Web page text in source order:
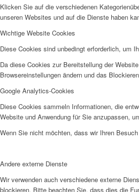
Klicken Sie auf die verschiedenen
unseren Websites und auf die Dienste haben
Wichtige Website Cookies
Diese Cookies sind unbedingt erforderlich, um
Da diese Cookies zur Bereitstellung der
Browsereinstellungen ändern und das
Google Analytics-Cookies
Diese Cookies sammeln Informationen, die
Website und Anwendung für Sie anzupassen,
Wenn Sie nicht möchten, dass wir Ihren
Andere externe Dienste
Wir verwenden auch verschiedene externe
blockieren. Bitte beachten Sie, dass dies die